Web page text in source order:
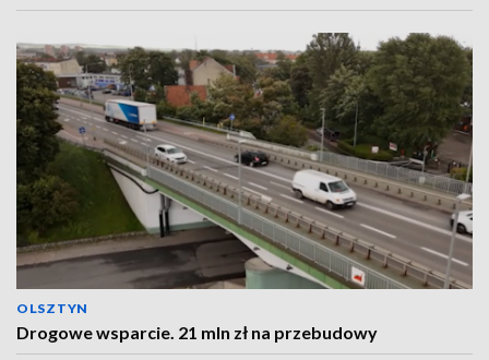
OLSZTYN
Drogowe wsparcie. 21 mln zł na przebudowy